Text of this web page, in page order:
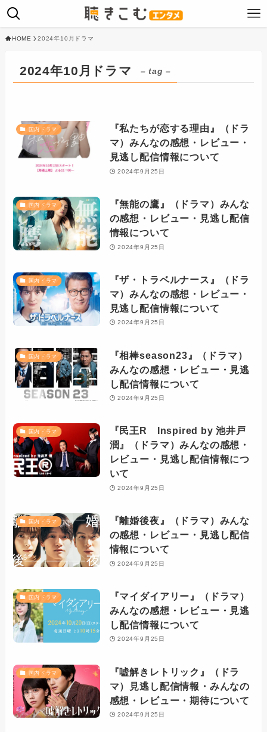
HOME 2024年10月ドラマ
2024年10月ドラマ – tag –
国内ドラマ
『私たちが恋する理由』（ドラ
マ）みんなの感想・レビュー・
見逃し配信情報について
2024年9月25日
国内ドラマ
『無能の鷹』（ドラマ）みんな
の感想・レビュー・見逃し配信
情報について
2024年9月25日
国内ドラマ
『ザ・トラベルナース』（ドラ
マ）みんなの感想・レビュー・
見逃し配信情報について
2024年9月25日
国内ドラマ
『相棒season23』（ドラマ）
みんなの感想・レビュー・見逃
し配信情報について
2024年9月25日
国内ドラマ
『民王R Inspired by 池井戸
潤』（ドラマ）みんなの感想・
レビュー・見逃し配信情報につ
いて
2024年9月25日
国内ドラマ
『離婚後夜』（ドラマ）みんな
の感想・レビュー・見逃し配信
情報について
2024年9月25日
国内ドラマ
『マイダイアリー』（ドラマ）
みんなの感想・レビュー・見逃
し配信情報について
2024年9月25日
国内ドラマ
『嘘解きレトリック』（ドラ
マ）見逃し配信情報・みんなの
感想・レビュー・期待について
2024年9月25日